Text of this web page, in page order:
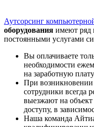
Аутсорсинг
оборудования имеют ряд
постоянными услугами
Вы оплачиваете
необходимости
на заработную
При
сотрудники всегда
выезжают на
доступу, в
Наша команда